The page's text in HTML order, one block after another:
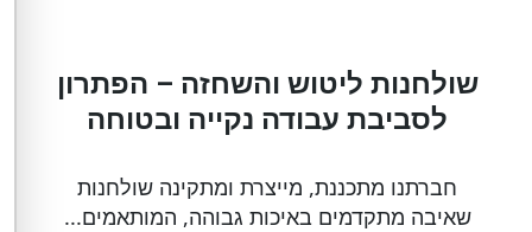
שולחנות ליטוש והשחזה – הפתרון
לסביבת עבודה נקייה ובטוחה
חברתנו מתכננת, מייצרת ומתקינה שולחנות
שאיבה מתקדמים באיכות גבוהה, המותאמים...